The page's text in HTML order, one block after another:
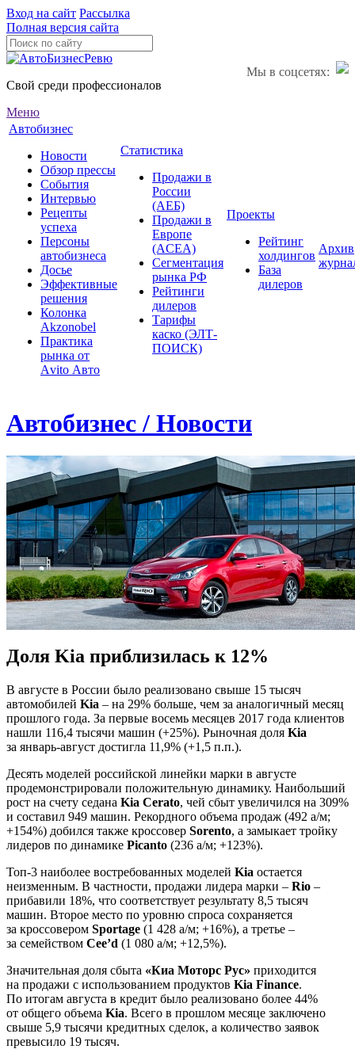
Вход на сайт Рассылка
Полная версия сайта
Мы в соцсетях:
Свой среди профессионалов
Меню
Автобизнес
Новости
Обзор прессы
События
Интервью
Рецепты
успеха
Персоны
автобизнеса
Досье
Эффективные
решения
Колонка
Akzonobel
Практика
рынка от
Аvito Авто
Статистика
Продажи в
России
(АЕБ)
Продажи в
Европе
(ACEA)
Сегментация
рынка РФ
Рейтинги
дилеров
Тарифы
каско (ЭЛТ-
ПОИСК)
Проекты
Рейтинг
холдингов
База
дилеров
Архив
Автобизнес / Новости
Доля Kia приблизилась к 12%
В августе в России было реализовано свыше 15 тысяч
автомобилей Kia – на 29% больше, чем за аналогичный месяц
прошлого года. За первые восемь месяцев 2017 года клиентов
нашли 116,4 тысячи машин (+25%). Рыночная доля Kia
за январь-август достигла 11,9% (+1,5 п.п.).
Десять моделей российской линейки марки в августе
продемонстрировали положительную динамику. Наибольший
рост на счету седана Kia Cerato, чей сбыт увеличился на 309%
и составил 949 машин. Рекордного объема продаж (492 а/м;
+154%) добился также кроссовер Sorento, а замыкает тройку
лидеров по динамике Picanto (236 а/м; +123%).
Топ-3 наиболее востребованных моделей Kia остается
неизменным. В частности, продажи лидера марки – Rio –
прибавили 18%, что соответствует результату 8,5 тысяч
машин. Второе место по уровню спроса сохраняется
за кроссовером Sportage (1 428 а/м; +16%), а третье –
за семейством Сee’d (1 080 а/м; +12,5%).
Значительная доля сбыта «Киа Моторс Рус» приходится
на продажи с использованием продуктов Kia Finance.
По итогам августа в кредит было реализовано более 44%
от общего объема Kia. Всего в прошлом месяце заключено
свыше 5,9 тысячи кредитных сделок, а количество заявок
превысило 19 тысяч.